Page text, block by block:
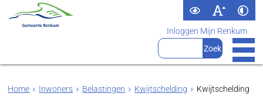
Inloggen Mijn Renkum
Home Inwoners Belastingen Kwijtschelding
Kwijtschelding